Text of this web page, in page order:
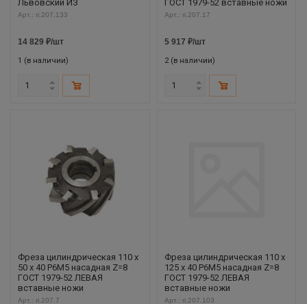
Львовский ИЗ
Арт.: ri.207.133
14 829 ₽/шт
1 (в наличии)
ГОСТ 1979-52 вставные ножи
Арт.: ri.207.17
5 917 ₽/шт
2 (в наличии)
Фреза цилиндрическая 110 х
50 х 40 Р6М5 насадная Z=8
ГОСТ 1979-52 ЛЕВАЯ
вставные ножи
Арт.: ri.207.7
Фреза цилиндрическая 110 х
125 х 40 Р6М5 насадная Z=8
ГОСТ 1979-52 ЛЕВАЯ
вставные ножи
Арт.: ri.207.103